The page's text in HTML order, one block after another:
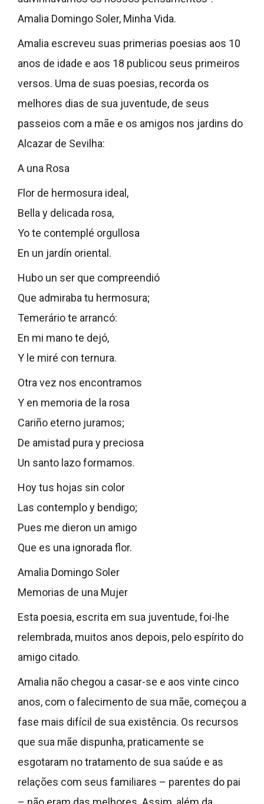
Amalia Domingo Soler, Minha Vida.
Amalia escreveu suas primerias poesias aos 10
anos de idade e aos 18 publicou seus primeiros
versos. Uma de suas poesias, recorda os
melhores dias de sua juventude, de seus
passeios com a mãe e os amigos nos jardins do
Alcazar de Sevilha:
A una Rosa
Flor de hermosura ideal,
Bella y delicada rosa,
Yo te contemplé orgullosa
En un jardín oriental.
Hubo un ser que compreendió
Que admiraba tu hermosura;
Temerário te arrancó:
En mi mano te dejó,
Y le miré con ternura.
Otra vez nos encontramos
Y en memoria de la rosa
Cariño eterno juramos;
De amistad pura y preciosa
Un santo lazo formamos.
Hoy tus hojas sin color
Las contemplo y bendigo;
Pues me dieron un amigo
Que es una ignorada flor.
Amalia Domingo Soler
Memorias de una Mujer
Esta poesia, escrita em sua juventude, foi-lhe
relembrada, muitos anos depois, pelo espírito do
amigo citado.
Amalia não chegou a casar-se e aos vinte cinco
anos, com o falecimento de sua mãe, começou a
fase mais difícil de sua existência. Os recursos
que sua mãe dispunha, praticamente se
esgotaram no tratamento de sua saúde e as
relações com seus familiares – parentes do pai